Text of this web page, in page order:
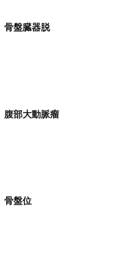
骨盤臓器脱
腹部大動脈瘤
骨盤位